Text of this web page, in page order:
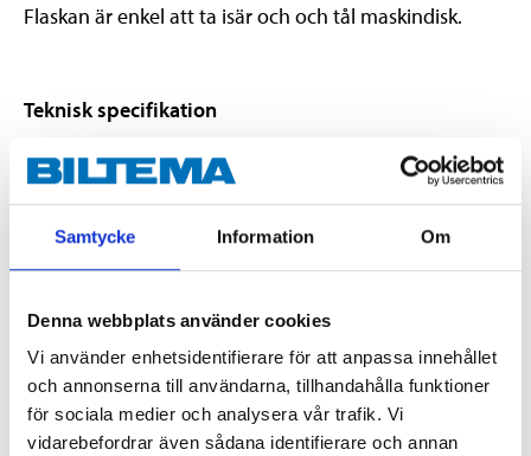
Samtycke Information Om
Denna webbplats använder cookies
Vi använder enhetsidentifierare för att anpassa innehållet
och annonserna till användarna, tillhandahålla funktioner
för sociala medier och analysera vår trafik. Vi
vidarebefordrar även sådana identifierare och annan
Flaskan är enkel att ta isär och och tål maskindisk.
Teknisk specifikation
Volym
Tål maskindisk
Ja
Temperaturbeständighet
0–80 °C